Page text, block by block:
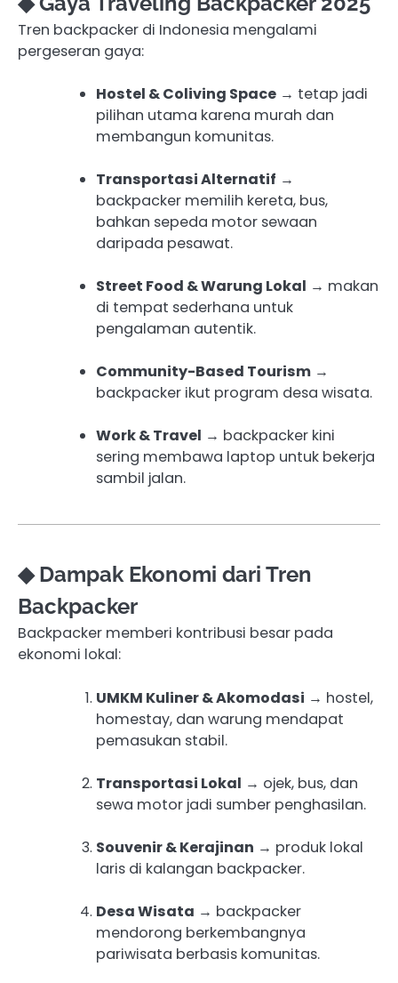
Tren backpacker di Indonesia mengalami
pergeseran gaya:
Hostel & Coliving Space → tetap jadi
pilihan utama karena murah dan
membangun komunitas.
Transportasi Alternatif →
backpacker memilih kereta, bus,
bahkan sepeda motor sewaan
daripada pesawat.
Street Food & Warung Lokal → makan
di tempat sederhana untuk
pengalaman autentik.
Community-Based Tourism →
backpacker ikut program desa wisata.
Work & Travel → backpacker kini
sering membawa laptop untuk bekerja
sambil jalan.
◆ Dampak Ekonomi dari Tren
Backpacker
Backpacker memberi kontribusi besar pada
ekonomi lokal:
UMKM Kuliner & Akomodasi → hostel,
homestay, dan warung mendapat
pemasukan stabil.
Transportasi Lokal → ojek, bus, dan
sewa motor jadi sumber penghasilan.
Souvenir & Kerajinan → produk lokal
laris di kalangan backpacker.
Desa Wisata → backpacker
mendorong berkembangnya
pariwisata berbasis komunitas.